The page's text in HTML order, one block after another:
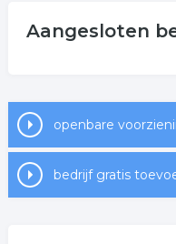
Aangesloten
openbare
bedrijf gratis